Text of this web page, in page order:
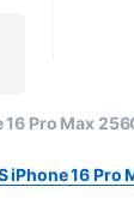
16 Pro Max
iPhone 16 Pro